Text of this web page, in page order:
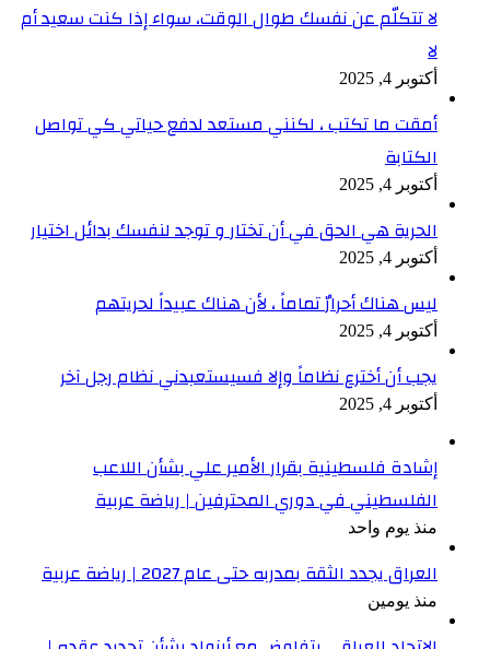
لا تتكلّم عن نفسك طوال الوقت، سواء إذا كنت سعيد أم
لا
أكتوبر 4, 2025
أمقت ما تكتب ، لكنني مستعد لدفع حياتي كي تواصل
الكتابة
أكتوبر 4, 2025
الحرية هي الحق في أن تختار و توجد لنفسك بدائل اختيار
أكتوبر 4, 2025
ليس هناك أحرارٌ تماماً ، لأن هناك عبيداً لحريتهم
أكتوبر 4, 2025
يجب أن أخترع نظاماً وإلا فسيستعبدني نظام رجل آخر
أكتوبر 4, 2025
إشادة فلسطينية بقرار الأمير علي بشأن اللاعب
الفلسطيني في دوري المحترفين | رياضة عربية
منذ يوم واحد
العراق يجدد الثقة بمدربه حتى عام 2027 | رياضة عربية
منذ يومين